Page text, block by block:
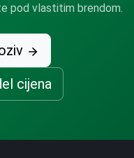
pod vlastitim brendom.
cijena